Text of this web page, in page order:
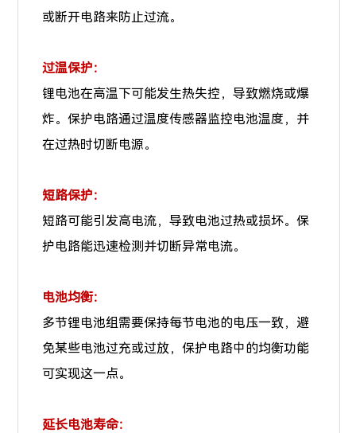
或断开电路来防止过流。
过温保护：
锂电池在高温下可能发生热失控，导致燃烧或爆
炸。保护电路通过温度传感器监控电池温度，并
在过热时切断电源。
短路保护：
短路可能引发高电流，导致电池过热或损坏。保
护电路能迅速检测并切断异常电流。
电池均衡：
多节锂电池组需要保持每节电池的电压一致，避
免某些电池过充或过放，保护电路中的均衡功能
可实现这一点。
延长电池寿命：